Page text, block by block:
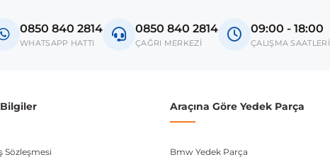
0850 840 2814
WHATSAPP HATTI
0850 840 2814
ÇAĞRI MERKEZİ
09:00 - 18:00
ÇALIŞMA SAATLERİ
Sözleşmesi
Araçına Göre Yedek Parça
Bmw Yedek Parça